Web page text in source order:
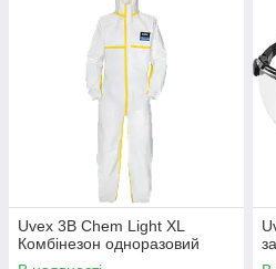
Uvex 3B Chem Light ХL
Комбінезон одноразовий